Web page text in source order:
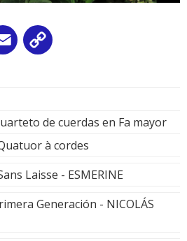
Email
de cuerdas en Fa mayor
à cordes
Laisse - ESMERINE
Generación - NICOLÁS